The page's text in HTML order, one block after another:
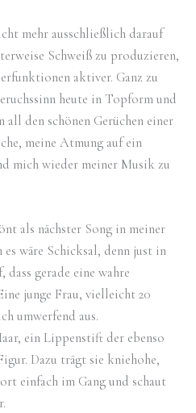
mehr ausschließlich darauf
Schweiß zu produzieren,
aktiver. Ganz zu
heute in Topform und
den schönen Gerüchen einer
meine Atmung auf ein
mich wieder meiner Musik zu
als nächster Song in meiner
wäre Schicksal, denn just in
gerade eine wahre
junge Frau, vielleicht 20
umwerfend aus.
ein Lippenstift der ebenso
Dazu trägt sie kniehohe,
einfach im Gang und schaut